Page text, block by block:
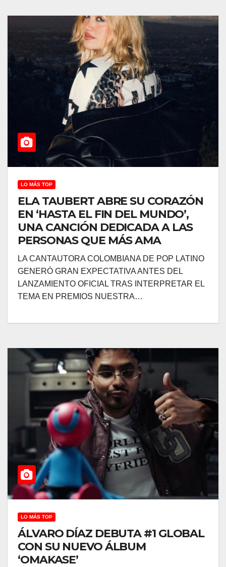
LO MÁS TOP
ELA TAUBERT ABRE SU CORAZÓN
EN ‘HASTA EL FIN DEL MUNDO’,
UNA CANCIÓN DEDICADA A LAS
PERSONAS QUE MÁS AMA
LA CANTAUTORA COLOMBIANA DE POP LATINO
GENERÓ GRAN EXPECTATIVA ANTES DEL
LANZAMIENTO OFICIAL TRAS INTERPRETAR EL
TEMA EN PREMIOS NUESTRA…
LO MÁS TOP
ÁLVARO DÍAZ DEBUTA #1 GLOBAL
CON SU NUEVO ÁLBUM
‘OMAKASE’